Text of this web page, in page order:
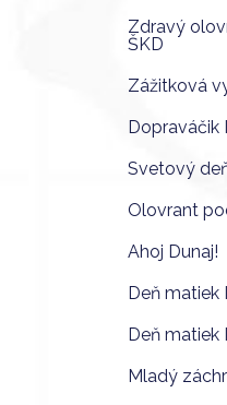
Zdravý
ŠKD
Zážitková
Dopraváčik
Svetový
Olovrant
Ahoj Dunaj!
Deň matiek
Deň matiek
Mladý